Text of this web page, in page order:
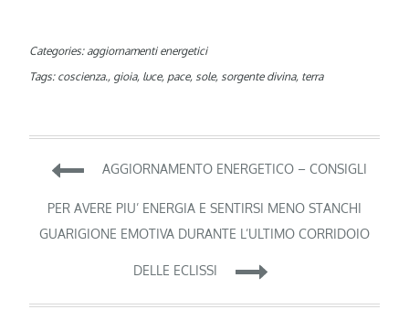
Categories: aggiornamenti energetici
Tags: coscienza., gioia, luce, pace, sole, sorgente divina, terra
Navigazione
articoli
AGGIORNAMENTO ENERGETICO – CONSIGLI
PER AVERE PIU’ ENERGIA E SENTIRSI MENO STANCHI
GUARIGIONE EMOTIVA DURANTE L’ULTIMO CORRIDOIO
DELLE ECLISSI